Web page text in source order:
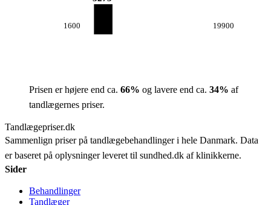
1600 19900
Prisen er højere end ca. 66% og lavere end ca. 34% af
tandlægernes priser.
Tandlægepriser.dk
Sammenlign priser på tandlægebehandlinger i hele Danmark. Data
er baseret på oplysninger leveret til sundhed.dk af klinikkerne.
Sider
Behandlinger
Tandlæger